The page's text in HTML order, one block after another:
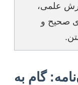
علمی،
صحیح و
گام به